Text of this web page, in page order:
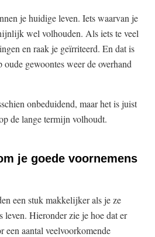
je huidige leven. Iets waarvan je
wel volhouden. Als iets te veel
en raak je geïrriteerd. En dat is
gewoontes weer de overhand
onbeduidend, maar het is juist
de lange termijn volhoudt.
je goede voornemens
een stuk makkelijker als je ze
leven. Hieronder zie je hoe dat er
een aantal veelvoorkomende